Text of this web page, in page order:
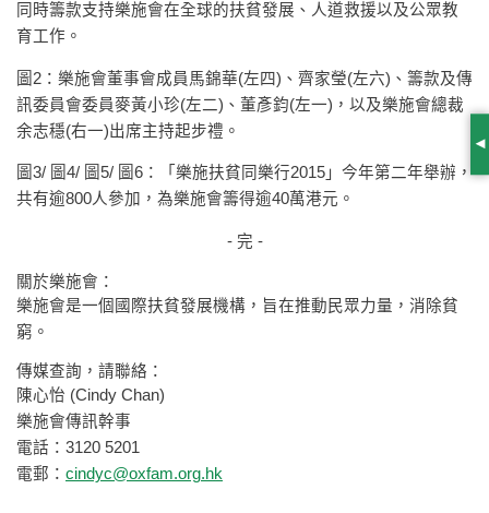
同時籌款支持樂施會在全球的扶貧發展、人道救援以及公眾教
育工作。
圖2：樂施會董事會成員馬錦華(左四)、齊家瑩(左六)、籌款及傳
訊委員會委員麥黃小珍(左二)、董彥鈞(左一)，以及樂施會總裁
余志穩(右一)出席主持起步禮。
圖3/ 圖4/ 圖5/ 圖6：「樂施扶貧同樂行2015」今年第二年舉辦，
共有逾800人參加，為樂施會籌得逾40萬港元。
- 完 -
關於樂施會：
樂施會是一個國際扶貧發展機構，旨在推動民眾力量，消除貧
窮。
傳媒查詢，請聯絡：
陳心怡 (Cindy Chan)
樂施會傳訊幹事
電話：3120 5201
電郵： cindyc@oxfam.org.hk